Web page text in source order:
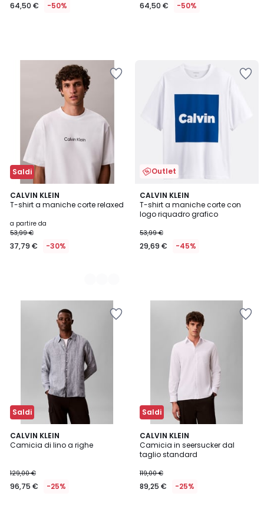
64,50 € -50% 64,50 € -50%
Saldi
CALVIN KLEIN
T-shirt a maniche corte relaxed
a partire da
53,99 €
37,79 € -30%
2
Colori
Outlet
CALVIN KLEIN
T-shirt a maniche corte con
logo riquadro grafico
53,99 €
29,69 € -45%
Saldi
CALVIN KLEIN
Camicia di lino a righe
129,00 €
96,75 € -25%
Saldi
CALVIN KLEIN
Camicia in seersucker dal
taglio standard
119,00 €
89,25 € -25%